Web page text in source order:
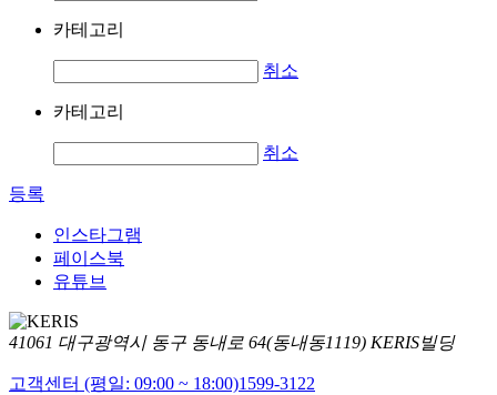
카테고리
취소
카테고리
취소
등록
인스타그램
페이스북
유튜브
41061 대구광역시 동구 동내로 64(동내동1119) KERIS빌딩
고객센터 (평일: 09:00 ~ 18:00)1599-3122